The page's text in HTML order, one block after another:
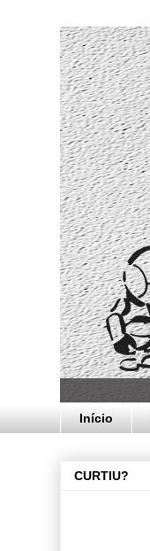
Início
CURTIU?